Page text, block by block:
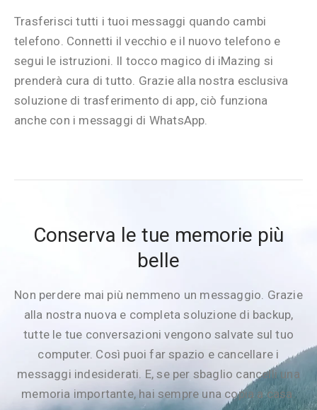
Trasferisci tutti i tuoi messaggi quando cambi
telefono. Connetti il vecchio e il nuovo telefono e
segui le istruzioni. Il tocco magico di iMazing si
prenderà cura di tutto. Grazie alla nostra esclusiva
soluzione di trasferimento di app, ciò funziona
anche con i messaggi di WhatsApp.
Conserva le tue memorie più
belle
Non perdere mai più nemmeno un messaggio. Grazie
alla nostra nuova e completa soluzione di backup,
tutte le tue conversazioni vengono salvate sul tuo
computer. Così puoi far spazio e cancellare i
messaggi indesiderati. E, se per sbaglio cancelli una
memoria importante, hai sempre una copia a casa.